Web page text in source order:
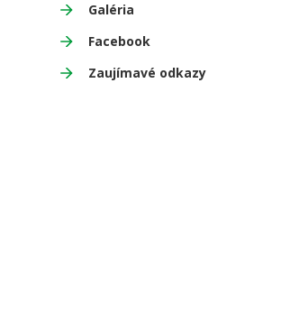
Galéria
Facebook
Zaujímavé odkazy